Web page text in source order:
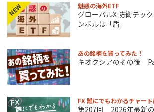
NEW 魅惑の海外ETF
グローバルX 防衛テッ
ンボルは「盾」
あの銘柄を買ってみた！
キオクシアのその後
FX 誰にでもわかるチャー
第207回 2026年最新の